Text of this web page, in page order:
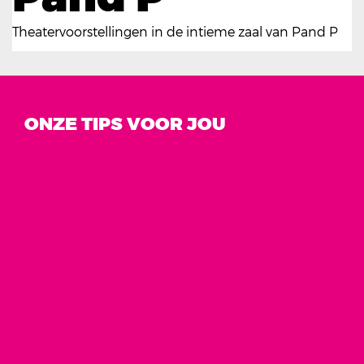
Theatervoorstellingen in de intieme zaal van Pand P
ONZE TIPS VOOR JOU